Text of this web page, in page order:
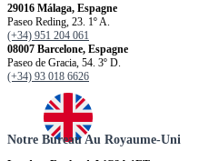
29016 Málaga, Espagne
Paseo Reding, 23. 1º A.
(+34) 951 204 061
08007 Barcelone, Espagne
Paseo de Gracia, 54. 3º D.
(+34) 93 018 6626
Notre Bureau Au Royaume-Uni